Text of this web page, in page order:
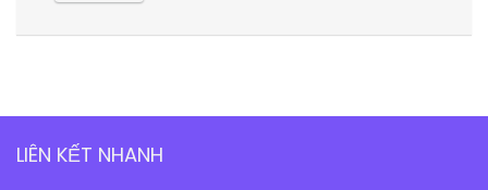
LIÊN KẾT NHANH